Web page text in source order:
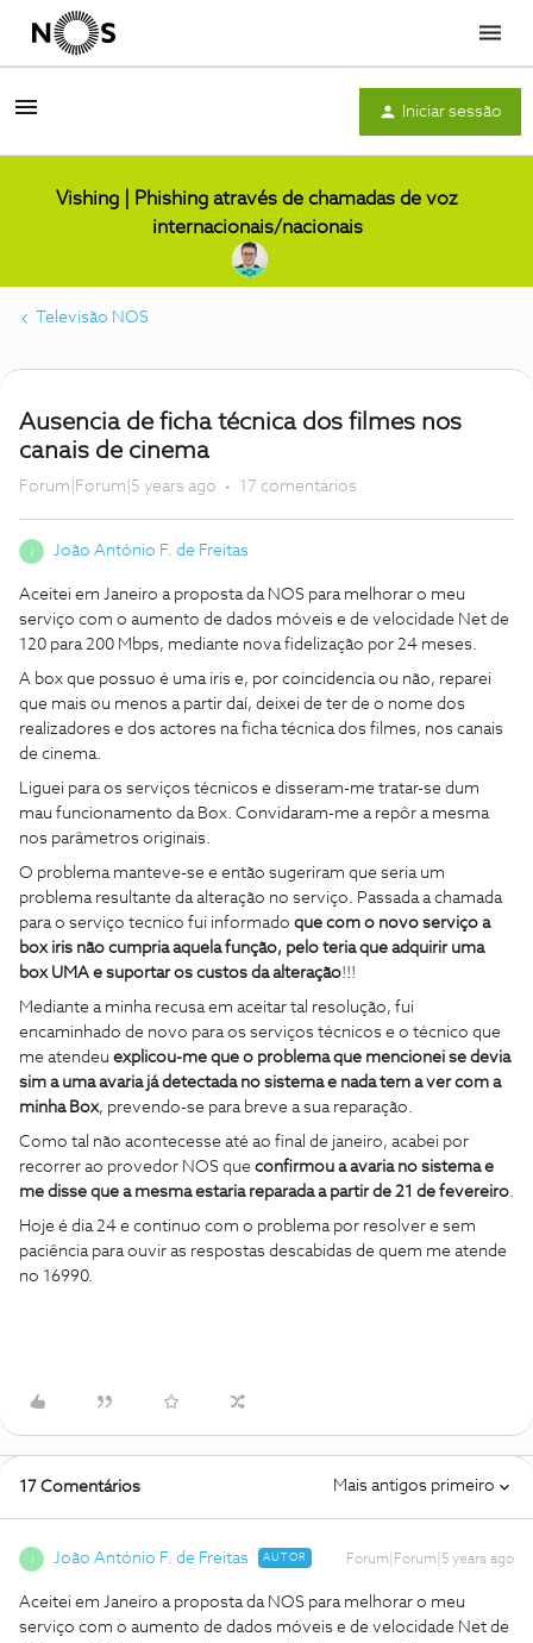
Menu
Iniciar sessão
Vishing | Phishing através de chamadas de voz
internacionais/nacionais
Televisão NOS
Ausencia de ficha técnica dos filmes nos
canais de cinema
Forum|Forum|5 years ago 17 comentários
João António F. de Freitas
Aceitei em Janeiro a proposta da NOS para melhorar o meu
serviço com o aumento de dados móveis e de velocidade Net de
120 para 200 Mbps, mediante nova fidelização por 24 meses.
A box que possuo é uma iris e, por coincidencia ou não, reparei
que mais ou menos a partir daí, deixei de ter de o nome dos
realizadores e dos actores na ficha técnica dos filmes, nos canais
de cinema.
Liguei para os serviços técnicos e disseram-me tratar-se dum
mau funcionamento da Box. Convidaram-me a repôr a mesma
nos parâmetros originais.
O problema manteve-se e então sugeriram que seria um
problema resultante da alteração no serviço. Passada a chamada
para o serviço tecnico fui informado que com o novo serviço a
box iris não cumpria aquela função, pelo teria que adquirir uma
box UMA e suportar os custos da alteração!!!
Mediante a minha recusa em aceitar tal resolução, fui
encaminhado de novo para os serviços técnicos e o técnico que
me atendeu explicou-me que o problema que mencionei se devia
sim a uma avaria já detectada no sistema e nada tem a ver com a
minha Box, prevendo-se para breve a sua reparação.
Como tal não acontecesse até ao final de janeiro, acabei por
recorrer ao provedor NOS que confirmou a avaria no sistema e
me disse que a mesma estaria reparada a partir de 21 de fevereiro.
Hoje é dia 24 e continuo com o problema por resolver e sem
paciência para ouvir as respostas descabidas de quem me atende
no 16990.
17 Comentários Mais antigos primeiro
João António F. de Freitas AUTOR Forum|Forum|5 years ago
Aceitei em Janeiro a proposta da NOS para melhorar o meu
serviço com o aumento de dados móveis e de velocidade Net de